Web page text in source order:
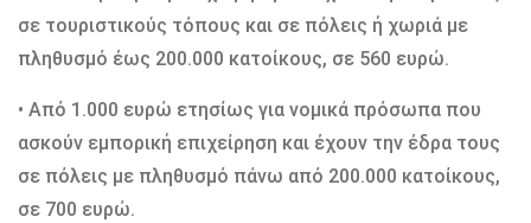
σε τουριστικούς τόπους και σε πόλεις ή χωριά με
πληθυσμό έως 200.000 κατοίκους, σε 560 ευρώ.
• Από 1.000 ευρώ ετησίως για νομικά πρόσωπα που
ασκούν εμπορική επιχείρηση και έχουν την έδρα τους
σε πόλεις με πληθυσμό πάνω από 200.000 κατοίκους,
σε 700 ευρώ.